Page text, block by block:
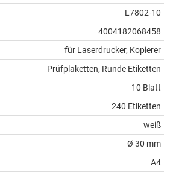
L7802-10
4004182068458
für Laserdrucker, Kopierer
Prüfplaketten, Runde Etiketten
10 Blatt
240 Etiketten
weiß
Ø 30 mm
A4